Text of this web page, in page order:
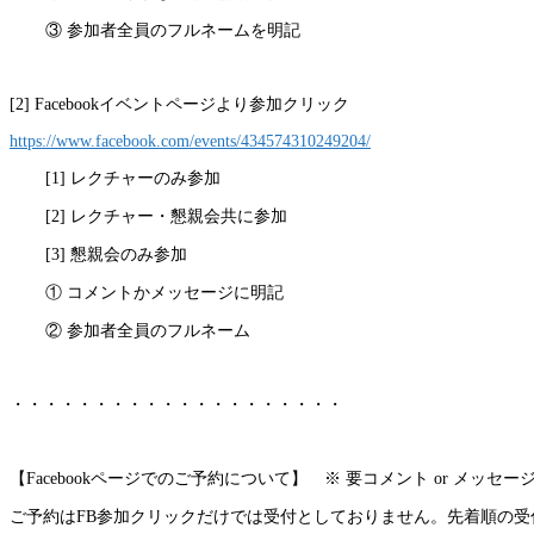
③ 参加者全員のフルネームを明記
[2] Facebookイベントページより参加クリック
https://www.facebook.com/events/434574310249204/
[1] レクチャーのみ参加
[2] レクチャー・懇親会共に参加
[3] 懇親会のみ参加
① コメントかメッセージに明記
② 参加者全員のフルネーム
・・・・・・・・・・・・・・・・・・・・
【Facebookページでのご予約について】 ※ 要コメント or メッセー
ご予約はFB参加クリックだけでは受付としておりません 。先着順の受